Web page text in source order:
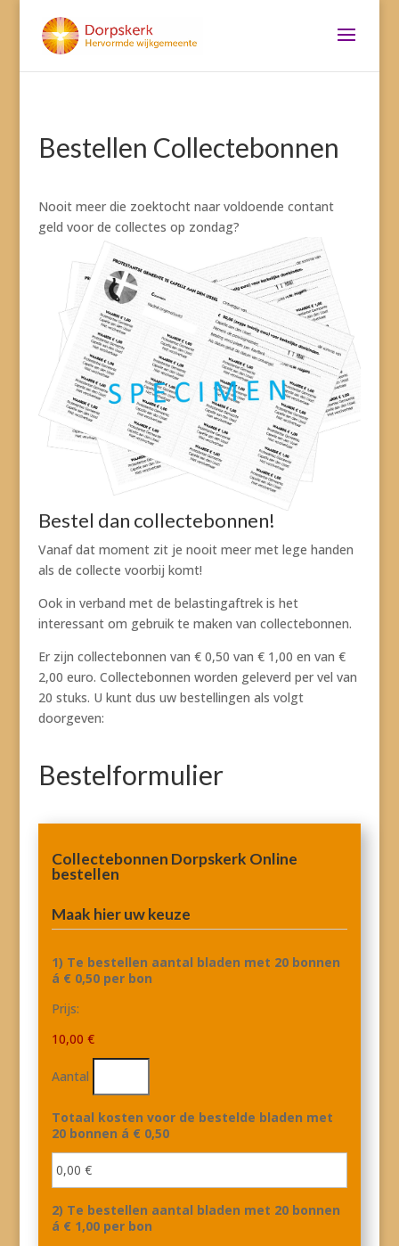
Bestellen Collectebonnen
Nooit meer die zoektocht naar voldoende contant
geld voor de collectes op zondag?
Bestel dan collectebonnen!
Vanaf dat moment zit je nooit meer met lege handen
als de collecte voorbij komt!
Ook in verband met de belastingaftrek is het
interessant om gebruik te maken van collectebonnen.
Er zijn collectebonnen van € 0,50 van € 1,00 en van €
2,00 euro. Collectebonnen worden geleverd per vel van
20 stuks. U kunt dus uw bestellingen als volgt
doorgeven:
Bestelformulier
Collectebonnen Dorpskerk Online
bestellen
Maak hier uw keuze
1) Te bestellen aantal bladen met 20 bonnen
á € 0,50 per bonAantal
Prijs:
10,00 €
Aantal
Totaal kosten voor de bestelde bladen met
20 bonnen á € 0,50
2) Te bestellen aantal bladen met 20 bonnen
á € 1,00 per bonAantal